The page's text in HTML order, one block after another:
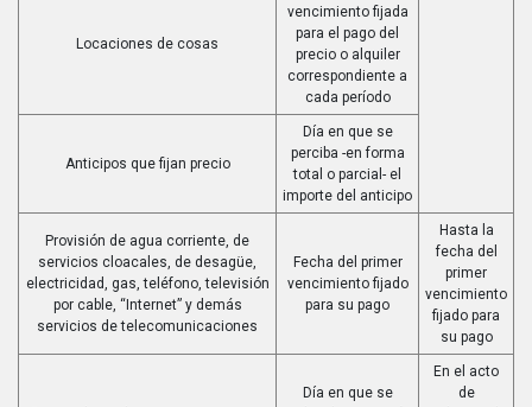
Locaciones de cosas
vencimiento fijada
para el pago del
precio o alquiler
correspondiente a
cada período
Anticipos que fijan precio
Día en que se
perciba -en forma
total o parcial- el
importe del anticipo
Provisión de agua corriente, de
servicios cloacales, de desagüe,
electricidad, gas, teléfono, televisión
por cable, “Internet” y demás
servicios de telecomunicaciones
Fecha del primer
vencimiento fijado
para su pago
Hasta la
fecha del
primer
vencimiento
fijado para
su pago
Día en que se
En el acto
de